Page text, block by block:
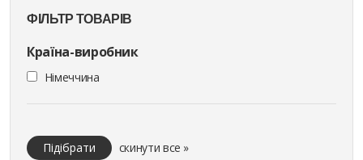
ФІЛЬТР ТОВАРІВ
Країна-виробник
Німеччина
Підібрати скинути все »